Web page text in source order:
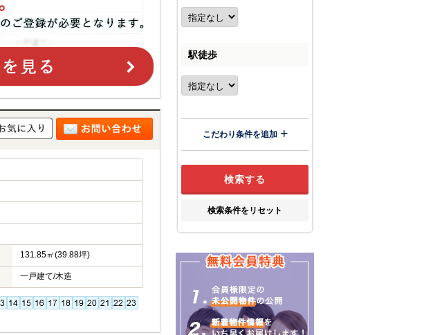
131.85㎡(39.88坪)
一戸建て/木造
駅徒歩
こだわり条件を追加
検索条件をリセット